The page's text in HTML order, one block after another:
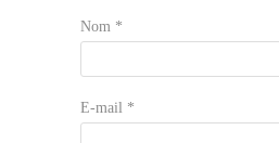
Nom *
E-mail *